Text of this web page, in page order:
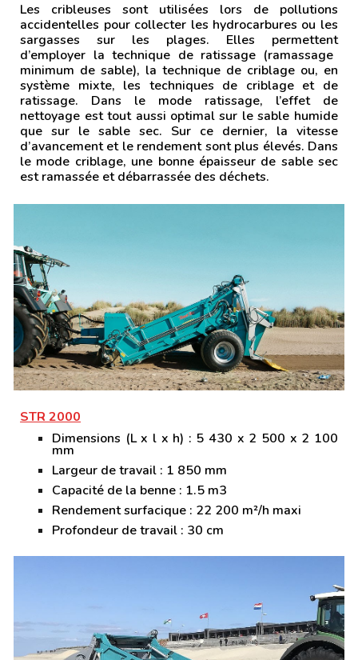
Les cribleuses sont utilisées lors de pollutions
accidentelles pour collecter les hydrocarbures ou les
sargasses sur les plages. Elles permettent
d’employer la technique de ratissage (ramassage
minimum de sable), la technique de criblage ou, en
système mixte, les techniques de criblage et de
ratissage.
Dans le mode ratissage, l’effet de
nettoyage est tout aussi optimal sur le sable humide
que sur le sable sec. Sur ce dernier, la vitesse
d’avancement et le rendement sont plus élevés. Dans
le mode criblage, une bonne épaisseur de sable sec
est ramassée et débarrassée des déchets.
STR 2000
Dimensions (L x l x h) : 5 430 x 2 500 x 2 100
mm
Largeur de travail : 1 850 mm
Capacité de la benne : 1.5 m3
Rendement surfacique : 22 200 m²/h maxi
Profondeur de travail : 30 cm